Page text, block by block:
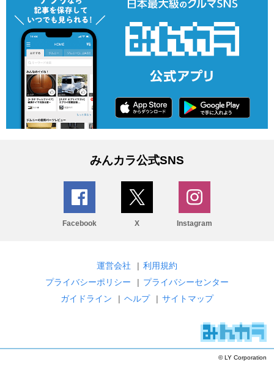
みんカラ公式SNS
Facebook X Instagram
運営会社 | 利用規約
プライバシーポリシー
| プライバシーセンター
ガイドライン
| ヘルプ | サイトマップ
© LY Corporation